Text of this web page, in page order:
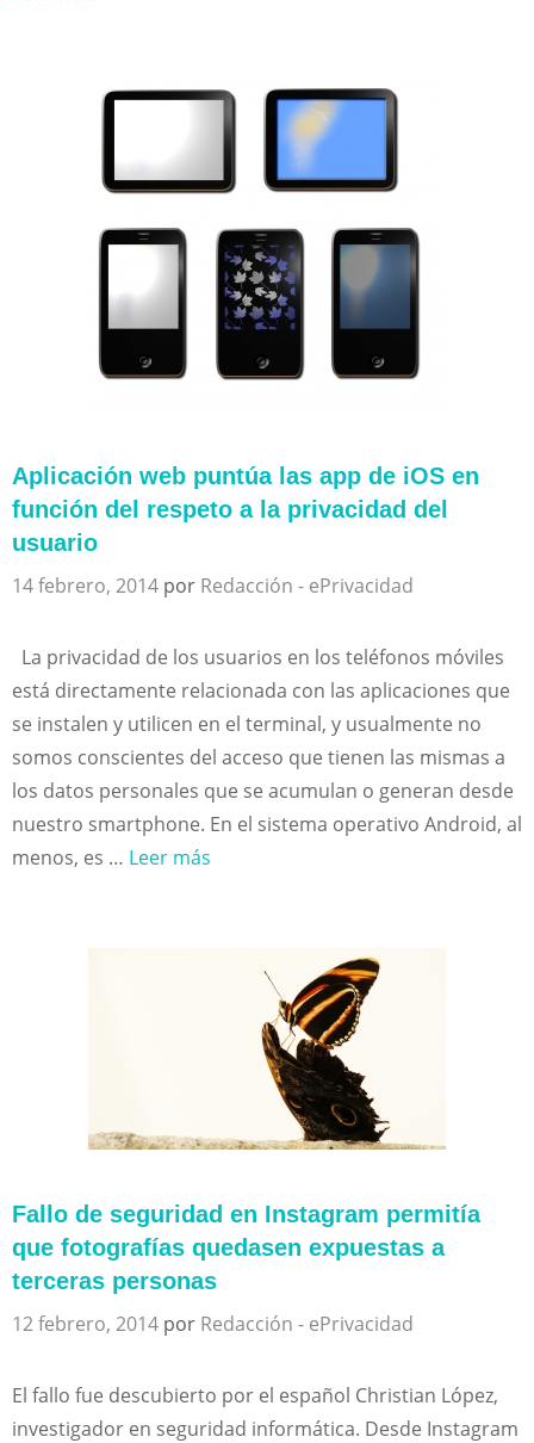
Aplicación web puntúa las app de iOS en
función del respeto a la privacidad del
usuario
14 febrero, 2014 por Redacción - ePrivacidad
La privacidad de los usuarios en los teléfonos móviles
está directamente relacionada con las aplicaciones que
se instalen y utilicen en el terminal, y usualmente no
somos conscientes del acceso que tienen las mismas a
los datos personales que se acumulan o generan desde
nuestro smartphone. En el sistema operativo Android, al
menos, es … Leer más
Fallo de seguridad en Instagram permitía
que fotografías quedasen expuestas a
terceras personas
12 febrero, 2014 por Redacción - ePrivacidad
El fallo fue descubierto por el español Christian López,
investigador en seguridad informática. Desde Instagram